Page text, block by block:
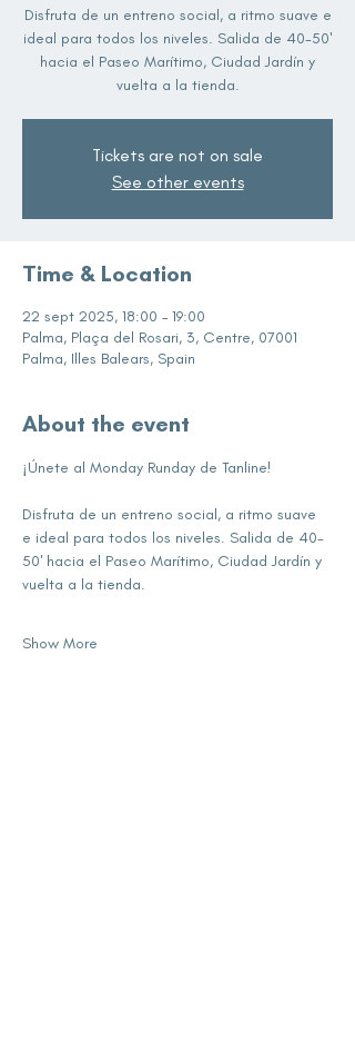
Disfruta de un entreno social, a ritmo suave e
ideal para todos los niveles. Salida de 40-50'
hacia el Paseo Marítimo, Ciudad Jardín y
vuelta a la tienda.
Tickets are not on sale
See other events
Time & Location
22 sept 2025, 18:00 – 19:00
Palma, Plaça del Rosari, 3, Centre, 07001
Palma, Illes Balears, Spain
About the event
¡Únete al Monday Runday de Tanline!
Disfruta de un entreno social, a ritmo suave
e ideal para todos los niveles. Salida de 40-
50' hacia el Paseo Marítimo, Ciudad Jardín y
vuelta a la tienda.
Show More